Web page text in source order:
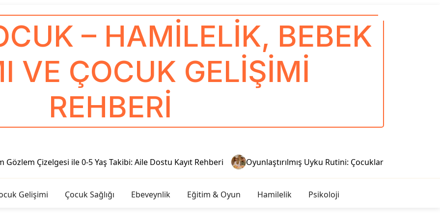
– HAMILELIK, BEBEK
VE ÇOCUK GELIŞIMI
REHBERI
ile 0-5 Yaş Takibi: Aile Dostu Kayıt Rehberi Oyunlaştırılmış Uyku Rutini: Çocuklar İçin Sağlıklı Uykular
Gelişimi Çocuk Sağlığı Ebeveynlik Eğitim & Oyun Hamilelik Psikoloji